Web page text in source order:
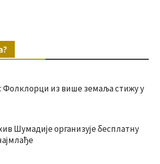
из више земаља стижу у
Шумадије организује бесплатну